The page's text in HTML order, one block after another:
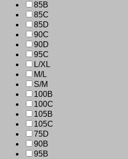
85B
85C
85D
90C
90D
95C
L/XL
M/L
S/M
100B
100C
105B
105C
75D
90B
95B